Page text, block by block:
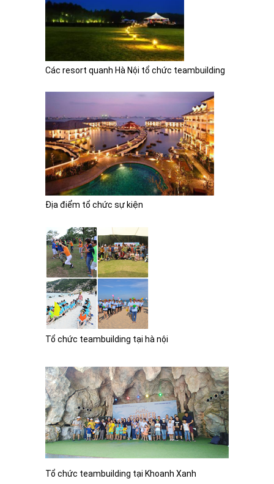
Các resort quanh Hà Nội tổ chức teambuilding
Địa điểm tổ chức sự kiện
Tổ chức teambuilding tại hà nội
Tổ chức teambuilding tại Khoanh Xanh